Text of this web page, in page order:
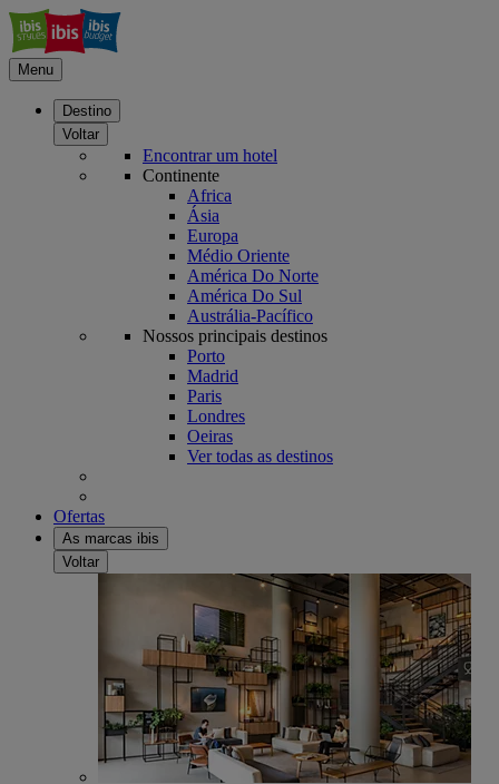
Menu
Destino
Voltar
Encontrar um hotel
Continente
Africa
Ásia
Europa
Médio Oriente
América Do Norte
América Do Sul
Austrália-Pacífico
Nossos principais destinos
Porto
Madrid
Paris
Londres
Oeiras
Ver todas as destinos
Ofertas
As marcas ibis
Voltar